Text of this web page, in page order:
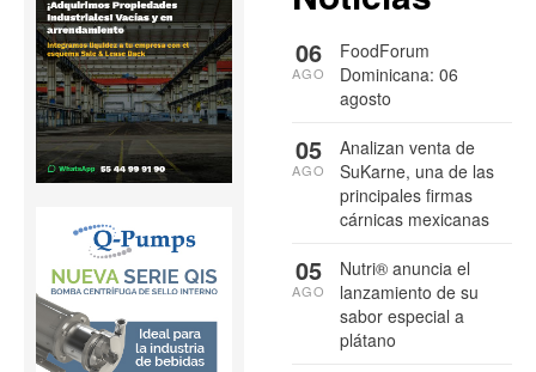
FoodForum
Dominicana: 06
agosto
06
AGO
Analizan venta de
SuKarne, una de las
principales firmas
cárnicas mexicanas
05
AGO
Nutri® anuncia el
lanzamiento de su
sabor especial a
plátano
05
AGO